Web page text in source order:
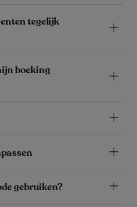
tegelijk
boeking
gebruiken?